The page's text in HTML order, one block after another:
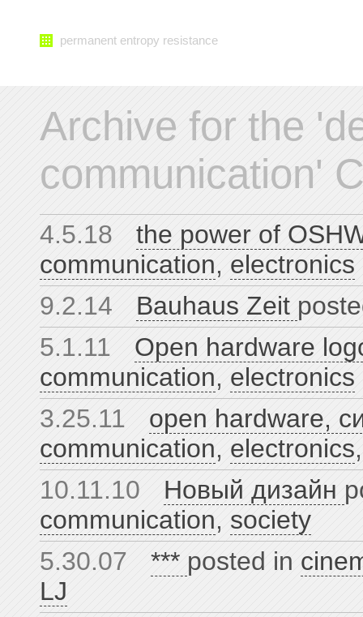
permanent entropy resistance
Archive for the
communication'
4.5.18
the power of
communication, electronics
9.2.14
Bauhaus Zeit
5.1.11
Open hardware
communication, electronics
3.25.11
open hardware,
communication, electronics
10.11.10
Новый дизайн
communication, society
5.30.07
*** posted in
LJ